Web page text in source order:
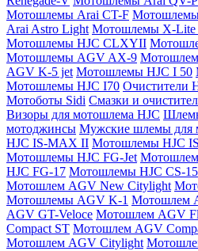
Мотошлемы Arai CT-F Мотошлемы
Arai Astro Light Мотошлемы X-Lite
Мотошлемы HJC CLXYII
Мотошлемы AGV AX-9
AGV K-5 jet Мотошлемы HJC I 50
Мотошлемы HJC I70 Очистители
Мотоботы Sidi Смазки и
Визоры для мотошлема HJC
мотоджинсы Мужские шлемы для
HJC IS-MAX II Мотошлемы HJC
Мотошлемы HJC FG-Jet
HJC FG-17 Мотошлемы HJC CS-15
Мотошлем AGV New Citylight
Мотошлемы AGV K-1 Мотошлем
AGV GT-Veloce Мотошлем AGV
Compact ST Мотошлем AGV
Мотошлем AGV Citylight